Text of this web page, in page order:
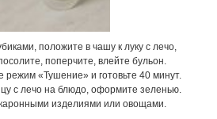
положите в чашу к луку с лечо,
поперчите, влейте бульон.
режим «Тушение» и готовьте 40 минут.
с лечо на блюдо, оформите зеленью.
изделиями или овощами.